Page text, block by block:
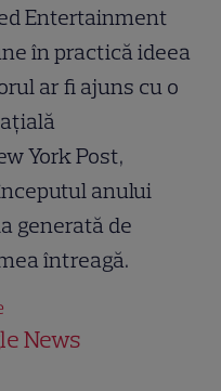
Entertainment
în practică ideea
ar fi ajuns cu o
York Post,
anului
generată de
întreagă.
News